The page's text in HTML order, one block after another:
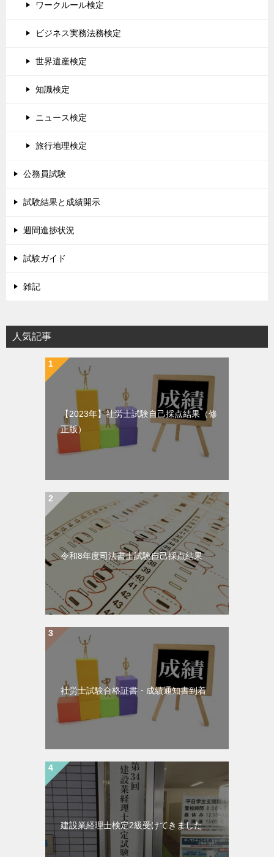
ワークルール検定
ビジネス実務法務検定
世界遺産検定
知識検定
ニュース検定
旅行地理検定
公務員試験
試験結果と成績開示
週間進捗状況
試験ガイド
雑記
人気記事
【2023年】社労士試験自己採点結果（修
正版）
令和8年度司法書士試験自己採点結果
社労士試験合格証書・成績通知書到着
建設業経理士検定2級受けてきました